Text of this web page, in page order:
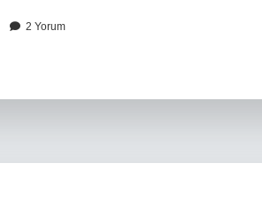
2 Yorum